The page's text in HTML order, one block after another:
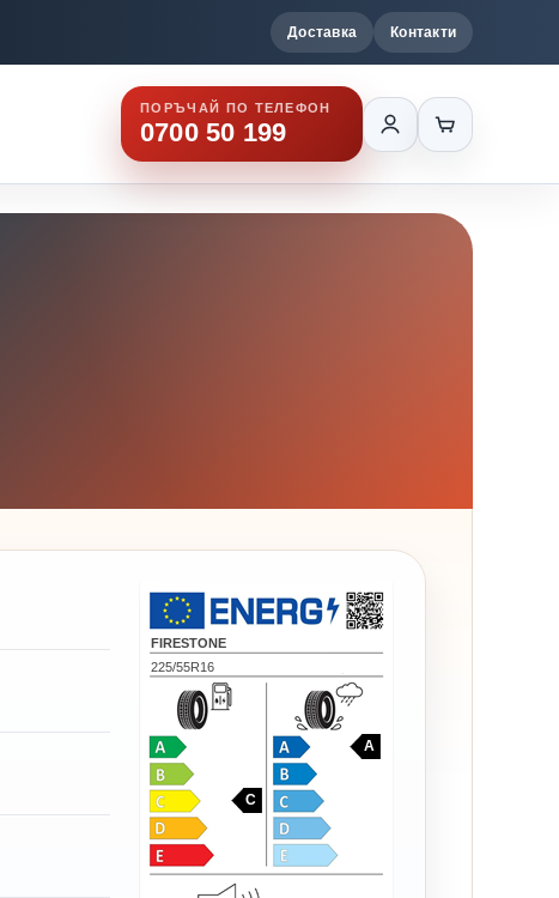
Доставка Контакти
ПОРЪЧАЙ ПО ТЕЛЕФОН
0700 50 199
FIRESTONE
225/55R16
C
A